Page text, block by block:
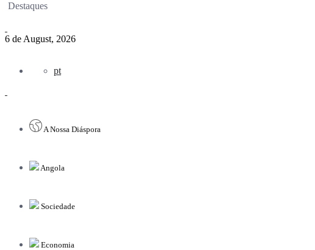
Destaques
6 de August, 2026
pt
A Nossa Diáspora
Angola
Sociedade
Economia